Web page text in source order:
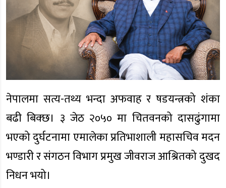
नेपालमा सत्य-तथ्य भन्दा अफवाह र षडयन्त्रको शंका
बढी बिक्छ। ३ जेठ २०५० मा चितवनको दासढुंगामा
भएको दुर्घटनामा एमालेका प्रतिभाशाली महासचिव मदन
भण्डारी र संगठन विभाग प्रमुख जीवराज आश्रितको दुखद
निधन भयो।